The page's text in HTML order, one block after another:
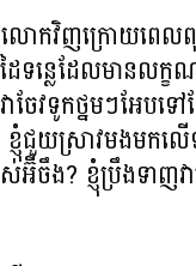
លោកវិញក្រោយពេល
ទន្លេដែលមានលក្ខ
ែវទូកថ្នមៗអែបទៅ
ខ្ញុំជួយស្រាវមងមក
អ៊ីចឹង? ខ្ញុំប្រឹងទាញវ